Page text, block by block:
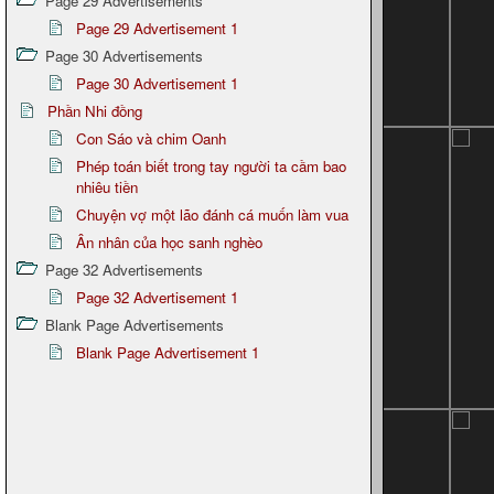
Page 29 Advertisement 1
Page 30 Advertisements
Page 30 Advertisement 1
Phần Nhi đồng
Con Sáo và chim Oanh
Phép toán biết trong tay người ta cầm bao
nhiêu tiền
Chuyện vợ một lão đánh cá muốn làm vua
Ân nhân của học sanh nghèo
Page 32 Advertisements
Page 32 Advertisement 1
Blank Page Advertisements
Blank Page Advertisement 1